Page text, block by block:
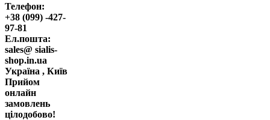
Телефон:
+38 (099) -427-
97-81
Ел.пошта:
sales@ sialis-
shop.in.ua
Україна , Київ
Прийом
онлайн
замовлень
цілодобово!